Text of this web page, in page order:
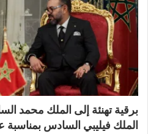
برقية تهنئة إلى الملك محمد
الملك فيليبي السادس بمناسبة